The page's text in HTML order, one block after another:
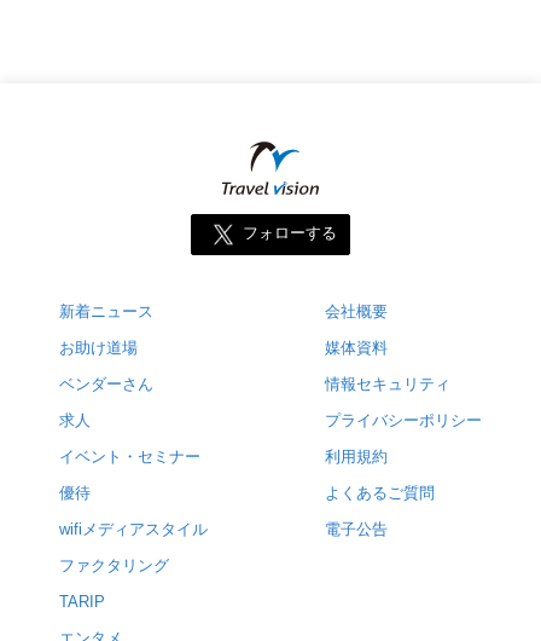
フォローする
新着ニュース
お助け道場
ベンダーさん
求人
イベント・セミナー
優待
wifiメディアスタイル
ファクタリング
TARIP
会社概要
媒体資料
情報セキュリティ
プライバシーポリシー
利用規約
よくあるご質問
電子公告